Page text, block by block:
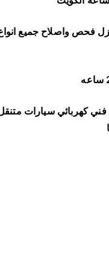
فحص واصلاح جميع
فني كهربائي سيارات